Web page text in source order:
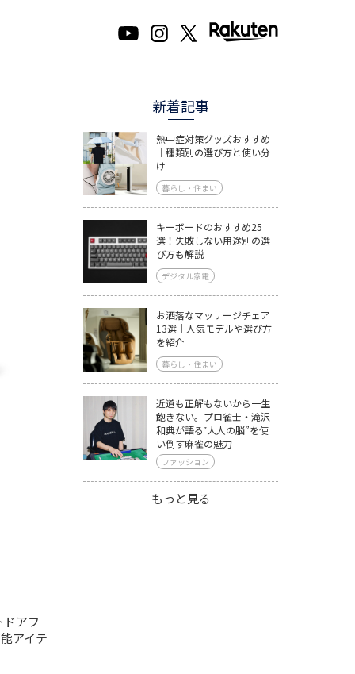
アフ
アイテ
新着記事
熱中症対策グッズおすすめ
｜種類別の選び方と使い分
け
暮らし・住まい
キーボードのおすすめ25
選！失敗しない用途別の選
び方も解説
デジタル家電
お洒落なマッサージチェア
13選｜人気モデルや選び方
を紹介
暮らし・住まい
近道も正解もないから一生
飽きない。プロ雀士・滝沢
和典が語る‟大人の脳”を使
い倒す麻雀の魅力
ファッション
もっと見る